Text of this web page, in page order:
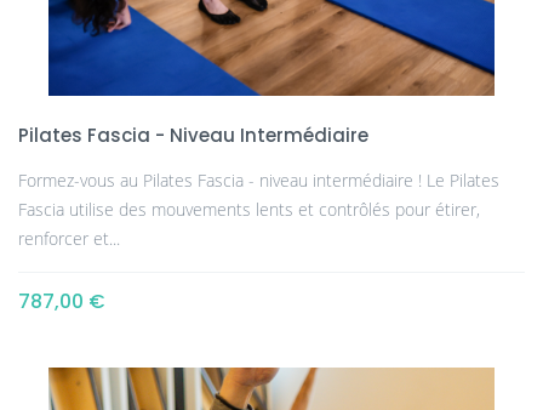
Pilates Fascia - Niveau Intermédiaire
Formez-vous au Pilates Fascia - niveau intermédiaire ! Le Pilates
Fascia utilise des mouvements lents et contrôlés pour étirer,
renforcer et...
787,00 €